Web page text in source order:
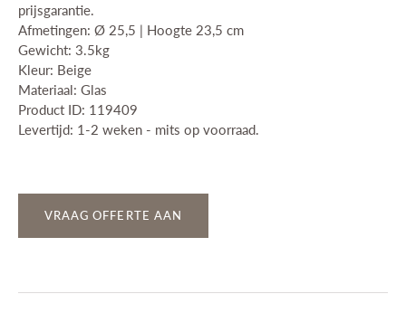
prijsgarantie.
Afmetingen: Ø 25,5 | Hoogte 23,5 cm
Gewicht: 3.5kg
Kleur: Beige
Materiaal: Glas
Product ID: 119409
Levertijd: 1-2 weken - mits op voorraad.
VRAAG OFFERTE AAN